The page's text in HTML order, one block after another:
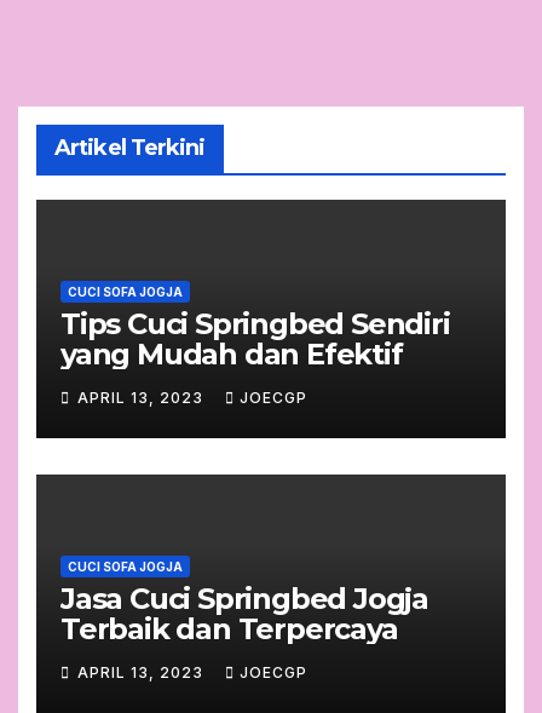
Artikel Terkini
CUCI SOFA JOGJA
Tips Cuci Springbed Sendiri
yang Mudah dan Efektif
APRIL 13, 2023 JOECGP
CUCI SOFA JOGJA
Jasa Cuci Springbed Jogja
Terbaik dan Terpercaya
APRIL 13, 2023 JOECGP